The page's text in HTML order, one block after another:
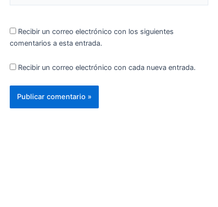
Recibir un correo electrónico con los siguientes
comentarios a esta entrada.
Recibir un correo electrónico con cada nueva entrada.